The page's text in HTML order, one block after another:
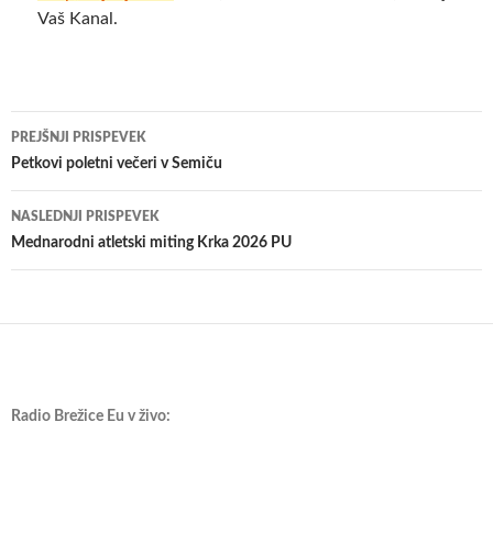
Vaš Kanal.
Krmarjenje
po
prispevkih
PREJŠNJI PRISPEVEK
Petkovi poletni večeri v Semiču
NASLEDNJI PRISPEVEK
Mednarodni atletski miting Krka 2026 PU
Radio Brežice Eu v živo: